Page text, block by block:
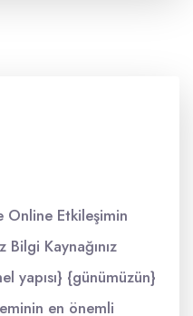
Online Etkileşimin
Kaynağınız
yapısı} {günümüzün}
en önemli